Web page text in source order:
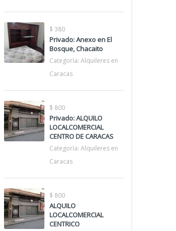
$ 380
Privado: Anexo en El
Bosque, Chacaito
Categoría: Alquileres en
Caracas
$ 800
Privado: ALQUILO
LOCALCOMERCIAL
CENTRO DE CARACAS
Categoría: Alquileres en
Caracas
$ 800
ALQUILO
LOCALCOMERCIAL
CENTRICO